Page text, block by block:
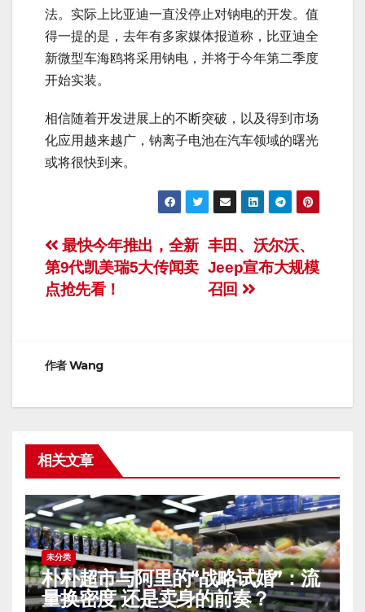
法。实际上比亚迪一直没停止对钠电的开发。值
得一提的是，去年有多家媒体报道称，比亚迪全
新微型车海鸥将采用钠电，并将于今年第二季度
开始实装。
相信随着开发进展上的不断突破，以及得到市场
化应用越来越广，钠离子电池在汽车领域的曙光
或将很快到来。
文
章
航
丰田、沃尔沃、
Jeep宣布大规模
召回
最快今年推出，全新
第9代凯美瑞5大传闻卖
点抢先看！
作者Wang
相关文章
未分类
朴朴超市与阿里的“战略试婚”：流
量换密度 还是卖身的前奏？